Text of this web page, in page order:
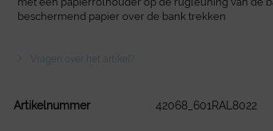
beschermend papier over de bank trekken
Vragen over het artikel?
Artikelnummer 42068_601RAL8022